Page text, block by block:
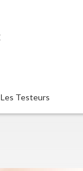
Les Testeurs